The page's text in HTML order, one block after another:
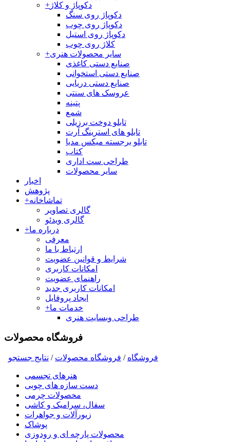
+دکوپاژ و کلاژ
دکوپاژ روی سنگ
دکوپاژ روی چوب
دکوپاژ روی استیل
کلاژ روی چوب
+سایر محصولات هنری
صنایع دستی کاغذی
صنایع دستی استخوانی
صنایع دستی دریایی
عروسک های سنتی
پتینه
شمع
تابلو دوخت برزیلی
تابلو های استرینگ آرت
تابلو برجسته میکس مدیا
کتاب
طراحی ست اداری
سایر محصولات
اخبار
پژوهش
+تماشاخانه
گالری تصاویر
گالری ویدئو
+درباره ما
معرفی
ارتباط با ما
شرایط و قوانین عضویت
امکانات کاربری
راهنمای عضویت
امکانات کاربری جدید
ایجاد پروفایل
+خدمات ما
طراحی وبسایت هنری
فروشگاه محصولات
فروشگاه / فروشگاه محصولات / نتايج جستجو
هنرهای تجسمی
دست سازه های چوبی
محصولات چرمی
سفال، سرامیک و کاشی
زیورآلات و جواهرات
پوشاک
محصولات پارچه ای و رودوزی